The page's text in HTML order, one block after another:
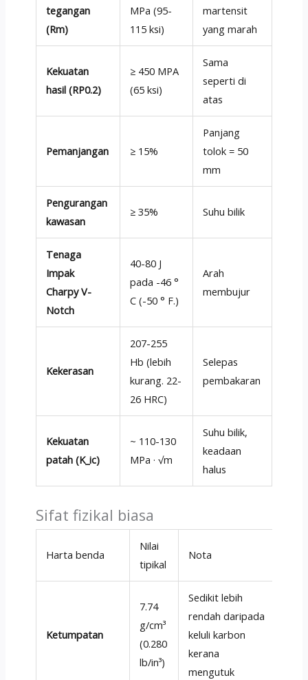
tegangan
(Rm)
MPa (95-
115 ksi)
martensit
yang marah
Kekuatan
hasil (RP0.2)
≥ 450 MPA
(65 ksi)
Sama
seperti di
atas
Pemanjangan ≥ 15%
Panjang
tolok = 50
mm
Pengurangan
kawasan
≥ 35% Suhu bilik
Tenaga
Impak
Charpy V-
Notch
40-80 J
pada -46 °
C (-50 ° F.)
Arah
membujur
Kekerasan
207-255
Hb (lebih
kurang. 22-
26 HRC)
Selepas
pembakaran
Kekuatan
patah (K_ic)
~ 110-130
MPa · √m
Suhu bilik,
keadaan
halus
Sifat fizikal biasa
Harta benda
Nilai
tipikal
Nota
Ketumpatan
7.74
g/cm³
(0.280
lb/in³)
Sedikit lebih
rendah daripada
keluli karbon
kerana
mengutuk